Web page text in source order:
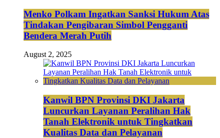
Menko Polkam Ingatkan Sanksi Hukum Atas
Tindakan Pengibaran Simbol Pengganti
Bendera Merah Putih
August 2, 2025
Kanwil BPN Provinsi DKI Jakarta
Luncurkan Layanan Peralihan Hak
Tanah Elektronik untuk Tingkatkan
Kualitas Data dan Pelayanan